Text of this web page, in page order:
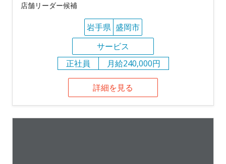
店舗リーダー候補
岩手県 盛岡市
サービス
正社員
月給240,000円
詳細を見る